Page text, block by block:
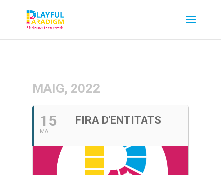
MAIG, 2022
15
MAI
FIRA D'ENTITATS